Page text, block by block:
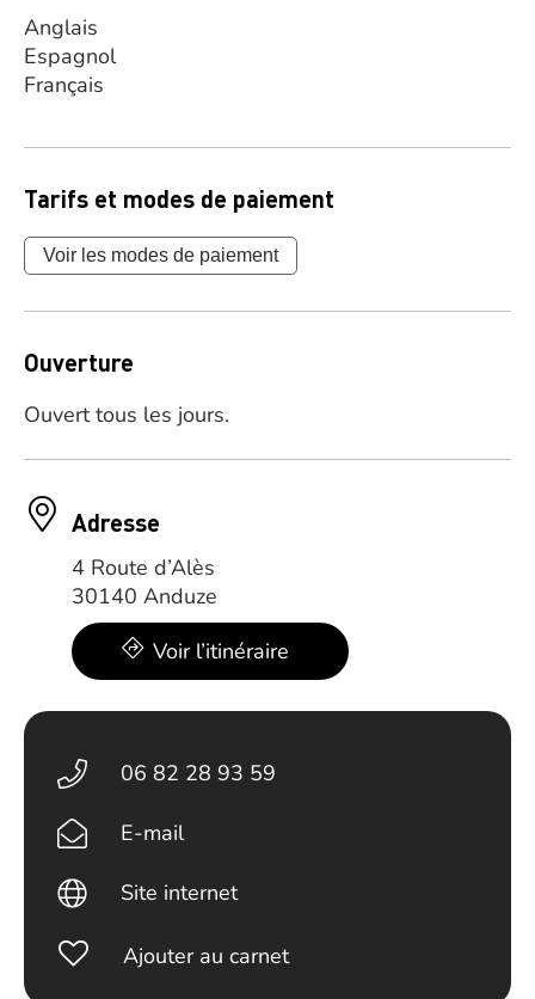
Anglais
Espagnol
Français
Tarifs et modes de paiement
Voir les modes de paiement
Ouverture
Ouvert tous les jours.
Adresse
4 Route d’Alès
30140 Anduze
Voir l’itinéraire
06 82 28 93 59
E-mail
Site internet
Ajouter au carnet